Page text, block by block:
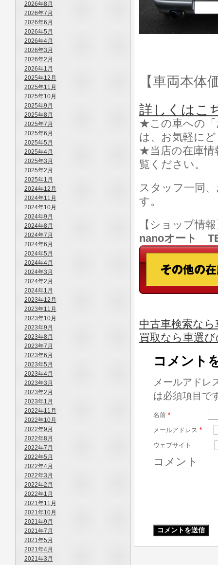
2026年8月
2026年7月
2026年6月
2026年5月
2026年4月
2026年3月
2026年2月
2026年1月
2025年12月
2025年11月
2025年10月
2025年9月
2025年8月
2025年7月
2025年6月
2025年5月
2025年4月
2025年3月
2025年2月
2025年1月
2024年12月
2024年11月
2024年10月
2024年9月
2024年8月
2024年7月
2024年6月
2024年5月
2024年4月
2024年3月
2024年2月
2024年1月
2023年12月
2023年11月
2023年10月
2023年9月
2023年8月
2023年7月
2023年6月
2023年5月
2023年4月
2023年3月
2023年2月
2023年1月
2022年11月
2022年10月
2022年9月
2022年8月
2022年7月
2022年5月
2022年4月
2022年3月
2022年2月
2022年1月
2021年11月
2021年10月
2021年9月
2021年7月
2021年5月
2021年4月
2021年3月
【車両本体
詳しくはこ
★この車への「
は、お気軽に
★当店の在庫情
覧ください。
スタッフ一同
す。
【ショップ情
nanoオート
中古車検索な
買取なら車選
コメント
メールアドレ
は必須項目で
名前 *
メールアドレス *
ウェブサイト
コメント